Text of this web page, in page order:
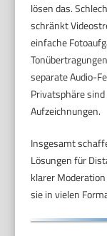
lösen das.
schränkt
einfache
separate Audio-
Privatsphäre
Aufzeichnungen.
Insgesamt
Lösungen für
klarer
sie in vielen